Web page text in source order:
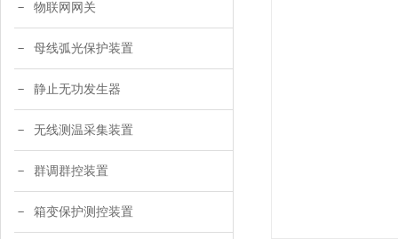
物联网网关
母线弧光保护装置
静止无功发生器
无线测温采集装置
群调群控装置
箱变保护测控装置